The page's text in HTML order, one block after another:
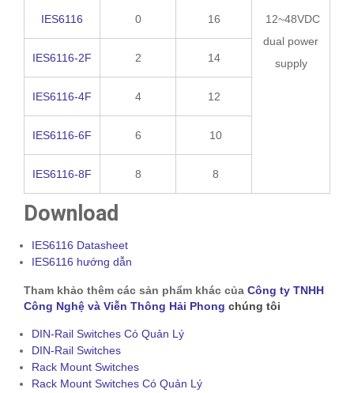
IES6116 0 16
12~48VDC
dual power
supply
IES6116-2F 2 14
IES6116-4F 4 12
IES6116-6F 6 10
IES6116-8F 8 8
Download
IES6116 Datasheet
IES6116 hướng dẫn
Tham khảo thêm các sản phẩm khác của Công ty TNHH
Công Nghệ và Viễn Thông Hải Phong chúng tôi
DIN-Rail Switches Có Quản Lý
DIN-Rail Switches
Rack Mount Switches
Rack Mount Switches Có Quản Lý